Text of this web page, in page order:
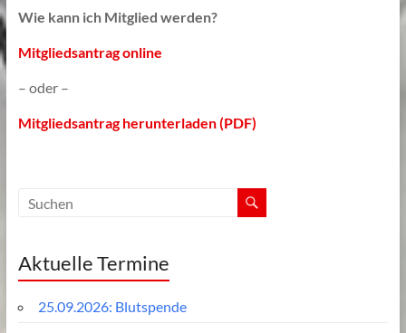
Wie kann ich Mitglied werden?
Mitgliedsantrag online
– oder –
Mitgliedsantrag herunterladen (PDF)
Aktuelle Termine
25.09.2026: Blutspende